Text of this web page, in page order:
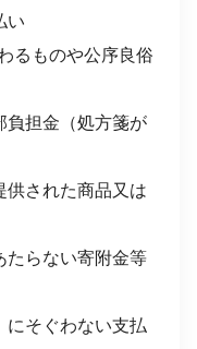
い
ものや公序良俗
担金（処方箋が
された商品又は
らない寄附金等
そぐわない支払